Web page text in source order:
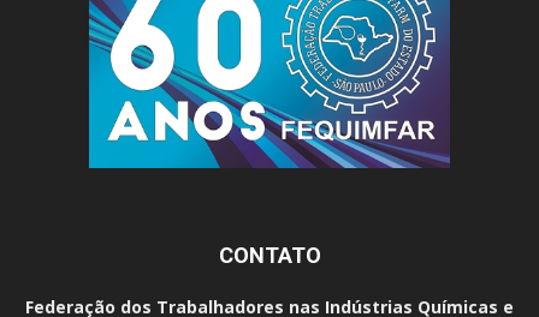
CONTATO
Federação dos Trabalhadores nas Indústrias Químicas e